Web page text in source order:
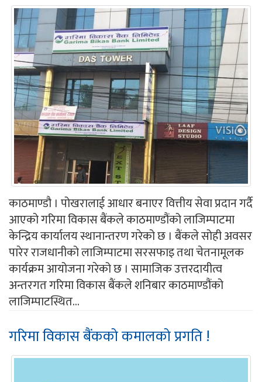
काठमाण्डौ । पोखरालाई आधार बनाएर वित्तीय सेवा प्रदान गर्दै
आएको गरिमा विकास बैंकले काठमाण्डौंको लाजिम्पाटमा
केन्द्रिय कार्यालय स्थानान्तरण गरेको छ । बैंकले सोही अवसर
पारेर राजधानीको लाजिम्पाटमा सरसफाइ तथा चेतनामूलक
कार्यक्रम आयोजना गरेको छ । सामाजिक उत्तरदायीत्व
अन्तरगत गरिमा विकास बैंकले शनिबार काठमाण्डौंको
लाजिम्पाटस्थित...
गरिमा विकास बैंकको कमालको प्रगति !